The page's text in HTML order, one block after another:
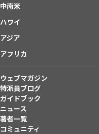
中南米
ハワイ
アジア
アフリカ
ウェブマガジン
特派員ブログ
ガイドブック
ニュース
著者一覧
コミュニティ